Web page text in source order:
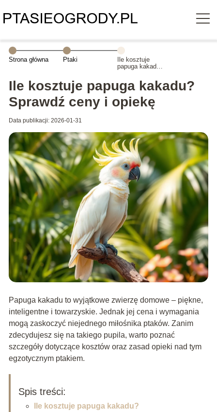
Strona główna Ptaki
Ile kosztuje
papuga kakadu?
Ile kosztuje papuga kakadu?
Sprawdź ceny i opiekę
Data publikacji: 2026-01-31
Papuga kakadu to wyjątkowe zwierzę domowe – piękne,
inteligentne i towarzyskie. Jednak jej cena i wymagania
mogą zaskoczyć niejednego miłośnika ptaków. Zanim
zdecydujesz się na takiego pupila, warto poznać
szczegóły dotyczące kosztów oraz zasad opieki nad tym
egzotycznym ptakiem.
Spis treści:
Ile kosztuje papuga kakadu?